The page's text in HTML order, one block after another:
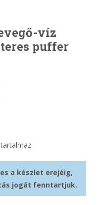
víz
puffer
a készlet erejéig,
jogát fenntartjuk.